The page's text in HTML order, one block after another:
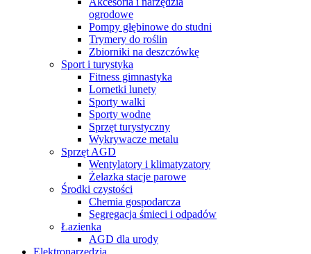
ogrodowe
Pompy głębinowe do studni
Trymery do roślin
Zbiorniki na deszczówkę
Sport i turystyka
Fitness gimnastyka
Lornetki lunety
Sporty walki
Sporty wodne
Sprzęt turystyczny
Wykrywacze metalu
Sprzęt AGD
Wentylatory i klimatyzatory
Żelazka stacje parowe
Środki czystości
Chemia gospodarcza
Segregacja śmieci i odpadów
Łazienka
AGD dla urody
Elektronarzędzia